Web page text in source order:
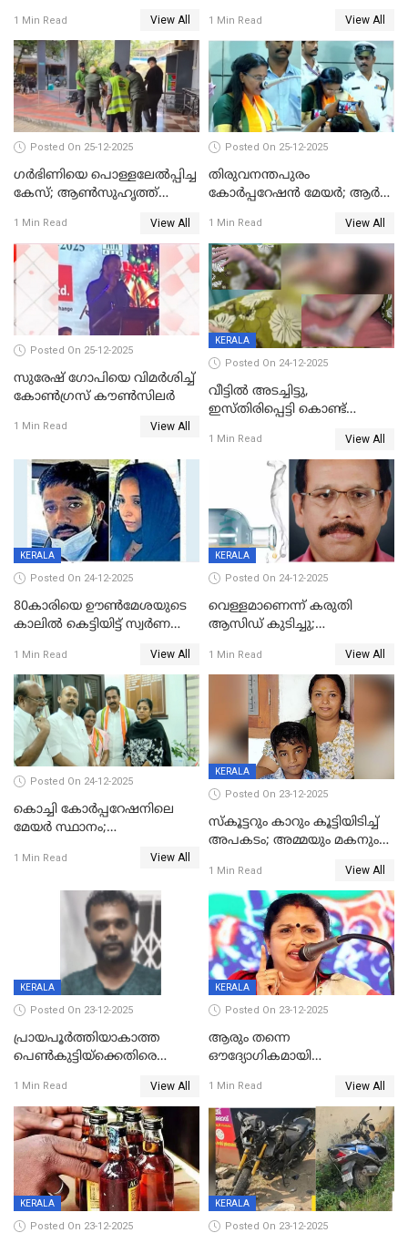
1 Min Read View All 1 Min Read View All
Posted On 25-12-2025
ഗര്‍ഭിണിയെ പൊള്ളലേല്‍പ്പിച്ച
കേസ്; ആണ്‍സുഹൃത്ത്
1 Min Read View All
Posted On 25-12-2025
തിരുവനന്തപുരം
കോര്‍പ്പറേഷന്‍ മേയർ; ആര്‍
1 Min Read View All
Posted On 25-12-2025
സുരേഷ് ഗോപിയെ വിമര്‍ശിച്ച്
കോണ്‍ഗ്രസ് കൗണ്‍സിലര്‍
1 Min Read View All
KERALA
Posted On 24-12-2025
വീട്ടിൽ അടച്ചിട്ടു,
ഇസ്തിരിപ്പെട്ടി കൊണ്ട്
ഗർഭിണിയായ യുവതിക്ക് ക്രൂര
1 Min Read View All
KERALA
Posted On 24-12-2025
80കാരിയെ ഊൺമേശയുടെ
കാലിൽ കെട്ടിയിട്ട് സ്വർണവും
കൊച്ചുമകനും സുഹൃത്തും
അറസ്റ്റിൽ
1 Min Read View All
KERALA
Posted On 24-12-2025
വെള്ളമാണെന്ന് കരുതി
ആസിഡ് കുടിച്ചു;
മരിച്ചു
1 Min Read View All
Posted On 24-12-2025
കൊച്ചി കോര്‍പ്പറേഷനിലെ
മേയര്‍ സ്ഥാനം;
രൂക്ഷം
1 Min Read View All
KERALA
Posted On 23-12-2025
സ്കൂട്ടറും കാറും കൂട്ടിയിടിച്ച്
അപകടം; അമ്മയും മകനും
ഗുരുതരാവസ്ഥയിൽ
1 Min Read View All
KERALA
Posted On 23-12-2025
പ്രായപൂർത്തിയാകാത്ത
പെൺകുട്ടിയ്ക്കെതിരെ
59 വർഷം തടവും 90,൦൦൦ രൂപ
പിഴയും ശിക്ഷ
1 Min Read View All
KERALA
Posted On 23-12-2025
ആരും തന്നെ
ഔദ്യോഗികമായി
കണ്ടെത്താൻ ഇന്ന് കോർ
കമ്മിറ്റി കൂടിയില്ല';
അതൃപ്തിയുമായി ദീപ്തി മേരി
വർഗീസ്
1 Min Read View All
KERALA
Posted On 23-12-2025
KERALA
Posted On 23-12-2025